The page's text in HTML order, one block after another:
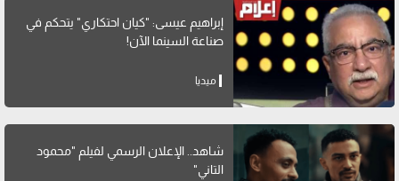
إبراهيم عيسى: "كيان احتكاري" يتحكم في
صناعة السينما الآن!
ميديا
شاهد.. الإعلان الرسمي لفيلم "محمود
التاني"